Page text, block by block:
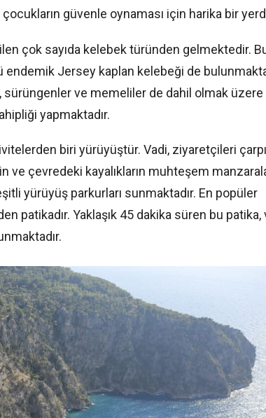
güvenle oynaması için harika bir
çok sayıda kelebek türünden gelmektedir.
endemik Jersey kaplan kelebeği de
sürüngenler ve memeliler de dahil olmak
yapmaktadır.
biri yürüyüştür. Vadi, ziyaretçileri
çevredeki kayalıkların muhteşem
yürüyüş parkurları sunmaktadır. En popüler
patikadır. Yaklaşık 45 dakika süren bu patika,